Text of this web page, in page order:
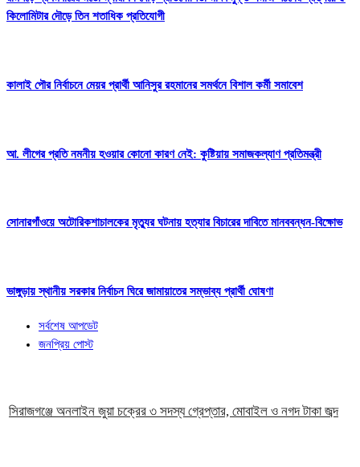
কিলোমিটার দৌড়ে তিন শতাধিক প্রতিযোগী
কালাই পৌর নির্বাচনে মেয়র প্রার্থী আনিসুর রহমানের সমর্থনে বিশাল কর্মী সমাবেশ
আ. লীগের প্রতি নমনীয় হওয়ার কোনো কারণ নেই: কুষ্টিয়ায় সমাজকল্যাণ প্রতিমন্ত্রী
সোনারগাঁওয়ে অটোরিকশাচালকের মৃত্যুর ঘটনায় হত্যার বিচারের দাবিতে মানববন্ধন-বিক্ষোভ
ভাঙ্গুড়ায় স্থানীয় সরকার নির্বাচন ঘিরে জামায়াতের সম্ভাব্য প্রার্থী ঘোষণা
সর্বশেষ আপডেট
জনপ্রিয় পোস্ট
সিরাজগঞ্জে অনলাইন জুয়া চক্রের ৩ সদস্য গ্রেপ্তার, মোবাইল ও নগদ টাকা জব্দ